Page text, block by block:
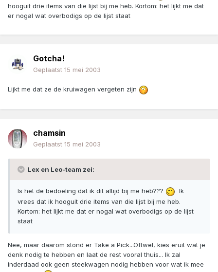
hooguit drie items van die lijst bij me heb. Kortom: het lijkt me dat
er nogal wat overbodigs op de lijst staat
Gotcha!
Geplaatst 15 mei 2003
Lijkt me dat ze de kruiwagen vergeten zijn
chamsin
Geplaatst 15 mei 2003
Lex en Leo-team zei:
Is het de bedoeling dat ik dit altijd bij me heb???
Ik
vrees dat ik hooguit drie items van die lijst bij me heb.
Kortom: het lijkt me dat er nogal wat overbodigs op de lijst
staat
Nee, maar daarom stond er Take a Pick...Oftwel, kies eruit wat je
denk nodig te hebben en laat de rest vooral thuis... Ik zal
inderdaad ook geen steekwagen nodig hebben voor wat ik mee